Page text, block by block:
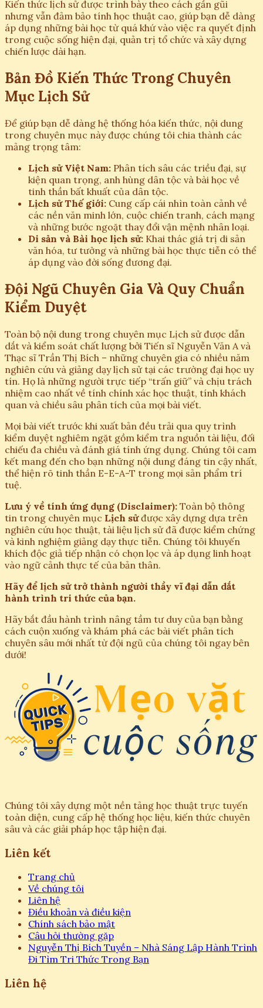
Kiến thức lịch sử được trình bày theo cách gần gũi
nhưng vẫn đảm bảo tính học thuật cao, giúp bạn dễ dàng
áp dụng những bài học từ quá khứ vào việc ra quyết định
trong cuộc sống hiện đại, quản trị tổ chức và xây dựng
chiến lược dài hạn.
Bản Đồ Kiến Thức Trong Chuyên
Mục Lịch Sử
Để giúp bạn dễ dàng hệ thống hóa kiến thức, nội dung
trong chuyên mục này được chúng tôi chia thành các
mảng trọng tâm:
Lịch sử Việt Nam: Phân tích sâu các triều đại, sự
kiện quan trọng, anh hùng dân tộc và bài học về
tinh thần bất khuất của dân tộc.
Lịch sử Thế giới: Cung cấp cái nhìn toàn cảnh về
các nền văn minh lớn, cuộc chiến tranh, cách mạng
và những bước ngoặt thay đổi vận mệnh nhân loại.
Di sản và Bài học lịch sử: Khai thác giá trị di sản
văn hóa, tư tưởng và những bài học thực tiễn có thể
áp dụng vào đời sống đương đại.
Đội Ngũ Chuyên Gia Và Quy Chuẩn
Kiểm Duyệt
Toàn bộ nội dung trong chuyên mục Lịch sử được dẫn
dắt và kiểm soát chất lượng bởi Tiến sĩ Nguyễn Văn A và
Thạc sĩ Trần Thị Bích – những chuyên gia có nhiều năm
nghiên cứu và giảng dạy lịch sử tại các trường đại học uy
tín. Họ là những người trực tiếp “trấn giữ” và chịu trách
nhiệm cao nhất về tính chính xác học thuật, tính khách
quan và chiều sâu phân tích của mọi bài viết.
Mọi bài viết trước khi xuất bản đều trải qua quy trình
kiểm duyệt nghiêm ngặt gồm kiểm tra nguồn tài liệu, đối
chiếu đa chiều và đánh giá tính ứng dụng. Chúng tôi cam
kết mang đến cho bạn những nội dung đáng tin cậy nhất,
thể hiện rõ tinh thần E-E-A-T trong mọi sản phẩm trí
tuệ.
Lưu ý về tính ứng dụng (Disclaimer): Toàn bộ thông
tin trong chuyên mục Lịch sửđược xây dựng dựa trên
nghiên cứu học thuật, tài liệu lịch sử đã được kiểm chứng
và kinh nghiệm giảng dạy thực tiễn. Chúng tôi khuyến
khích độc giả tiếp nhận có chọn lọc và áp dụng linh hoạt
vào ngữ cảnh thực tế của bản thân.
Hãy để lịch sử trở thành người thầy vĩ đại dẫn dắt
hành trình tri thức của bạn.
Hãy bắt đầu hành trình nâng tầm tư duy của bạn bằng
cách cuộn xuống và khám phá các bài viết phân tích
chuyên sâu mới nhất từ đội ngũ của chúng tôi ngay bên
dưới!
Chúng tôi xây dựng một nền tảng học thuật trực tuyến
toàn diện, cung cấp hệ thống học liệu, kiến thức chuyên
sâu và các giải pháp học tập hiện đại.
Liên kết
Trang chủ
Về chúng tôi
Liên hệ
Điều khoản và điều kiện
Chính sách bảo mật
Câu hỏi thường gặp
Nguyễn Thị Bích Tuyền – Nhà Sáng Lập Hành Trình
Đi Tìm Tri Thức Trong Bạn
Liên hệ